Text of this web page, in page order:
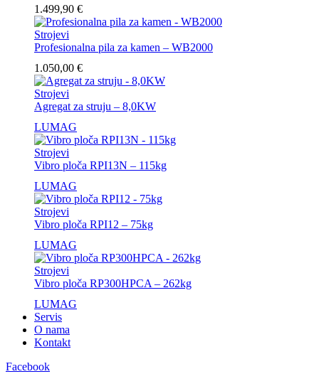
1.499,90 €
Strojevi
Profesionalna pila za kamen – WB2000
1.050,00 €
Strojevi
Agregat za struju – 8,0KW
LUMAG
Strojevi
Vibro ploča RPI13N – 115kg
LUMAG
Strojevi
Vibro ploča RPI12 – 75kg
LUMAG
Strojevi
Vibro ploča RP300HPCA – 262kg
LUMAG
Servis
O nama
Kontakt
Facebook